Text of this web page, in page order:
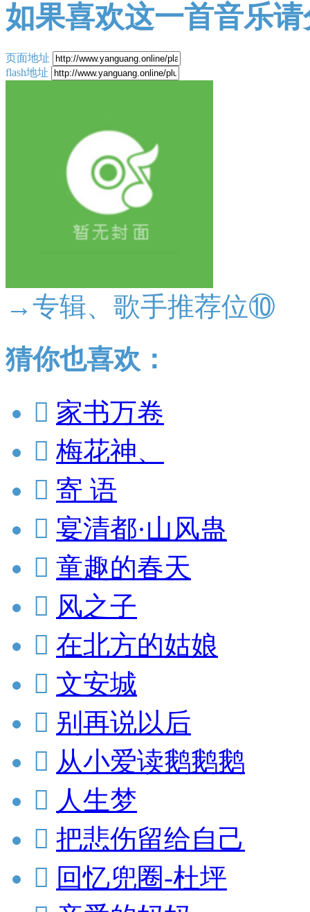
如果喜欢这一首音乐
页面地址
flash地址
→专辑、歌手推荐位⑩
猜你也喜欢：
 家书万卷
 梅花神、
 寄 语
 宴清都·山风蛊
 童趣的春天
 风之子
 在北方的姑娘
 文安城
 别再说以后
 从小爱读鹅鹅鹅
 人生梦
 把悲伤留给自己
 回忆兜圈-杜坪